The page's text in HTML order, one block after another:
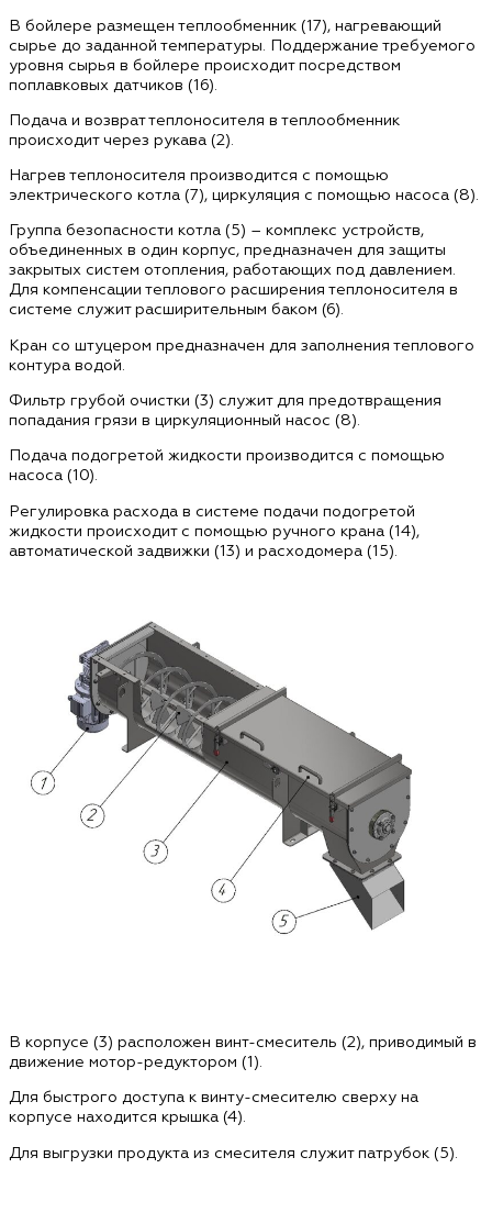
В бойлере размещен теплообменник (17), нагревающий
сырье до заданной температуры. Поддержание требуемого
уровня сырья в бойлере происходит посредством
поплавковых датчиков (16).
Подача и возврат теплоносителя в теплообменник
происходит через рукава (2).
Нагрев теплоносителя производится с помощью
электрического котла (7), циркуляция с помощью насоса (8).
Группа безопасности котла (5) – комплекс устройств,
объединенных в один корпус, предназначен для защиты
закрытых систем отопления, работающих под давлением.
Для компенсации теплового расширения теплоносителя в
системе служит расширительным баком (6).
Кран со штуцером предназначен для заполнения теплового
контура водой.
Фильтр грубой очистки (3) служит для предотвращения
попадания грязи в циркуляционный насос (8).
Подача подогретой жидкости производится с помощью
насоса (10).
Регулировка расхода в системе подачи подогретой
жидкости происходит с помощью ручного крана (14),
автоматической задвижки (13) и расходомера (15).
В корпусе (3) расположен винт-смеситель (2), приводимый в
движение мотор-редуктором (1).
Для быстрого доступа к винту-смесителю сверху на
корпусе находится крышка (4).
Для выгрузки продукта из смесителя служит патрубок (5).